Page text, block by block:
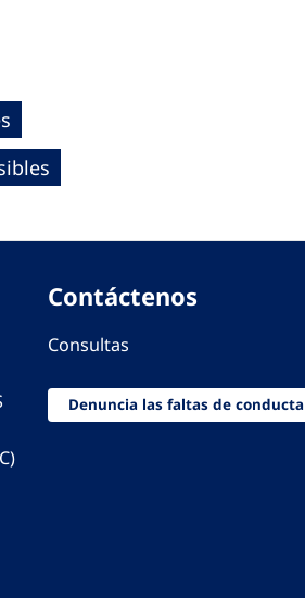
Contáctenos
Consultas
Denuncia las faltas de conducta